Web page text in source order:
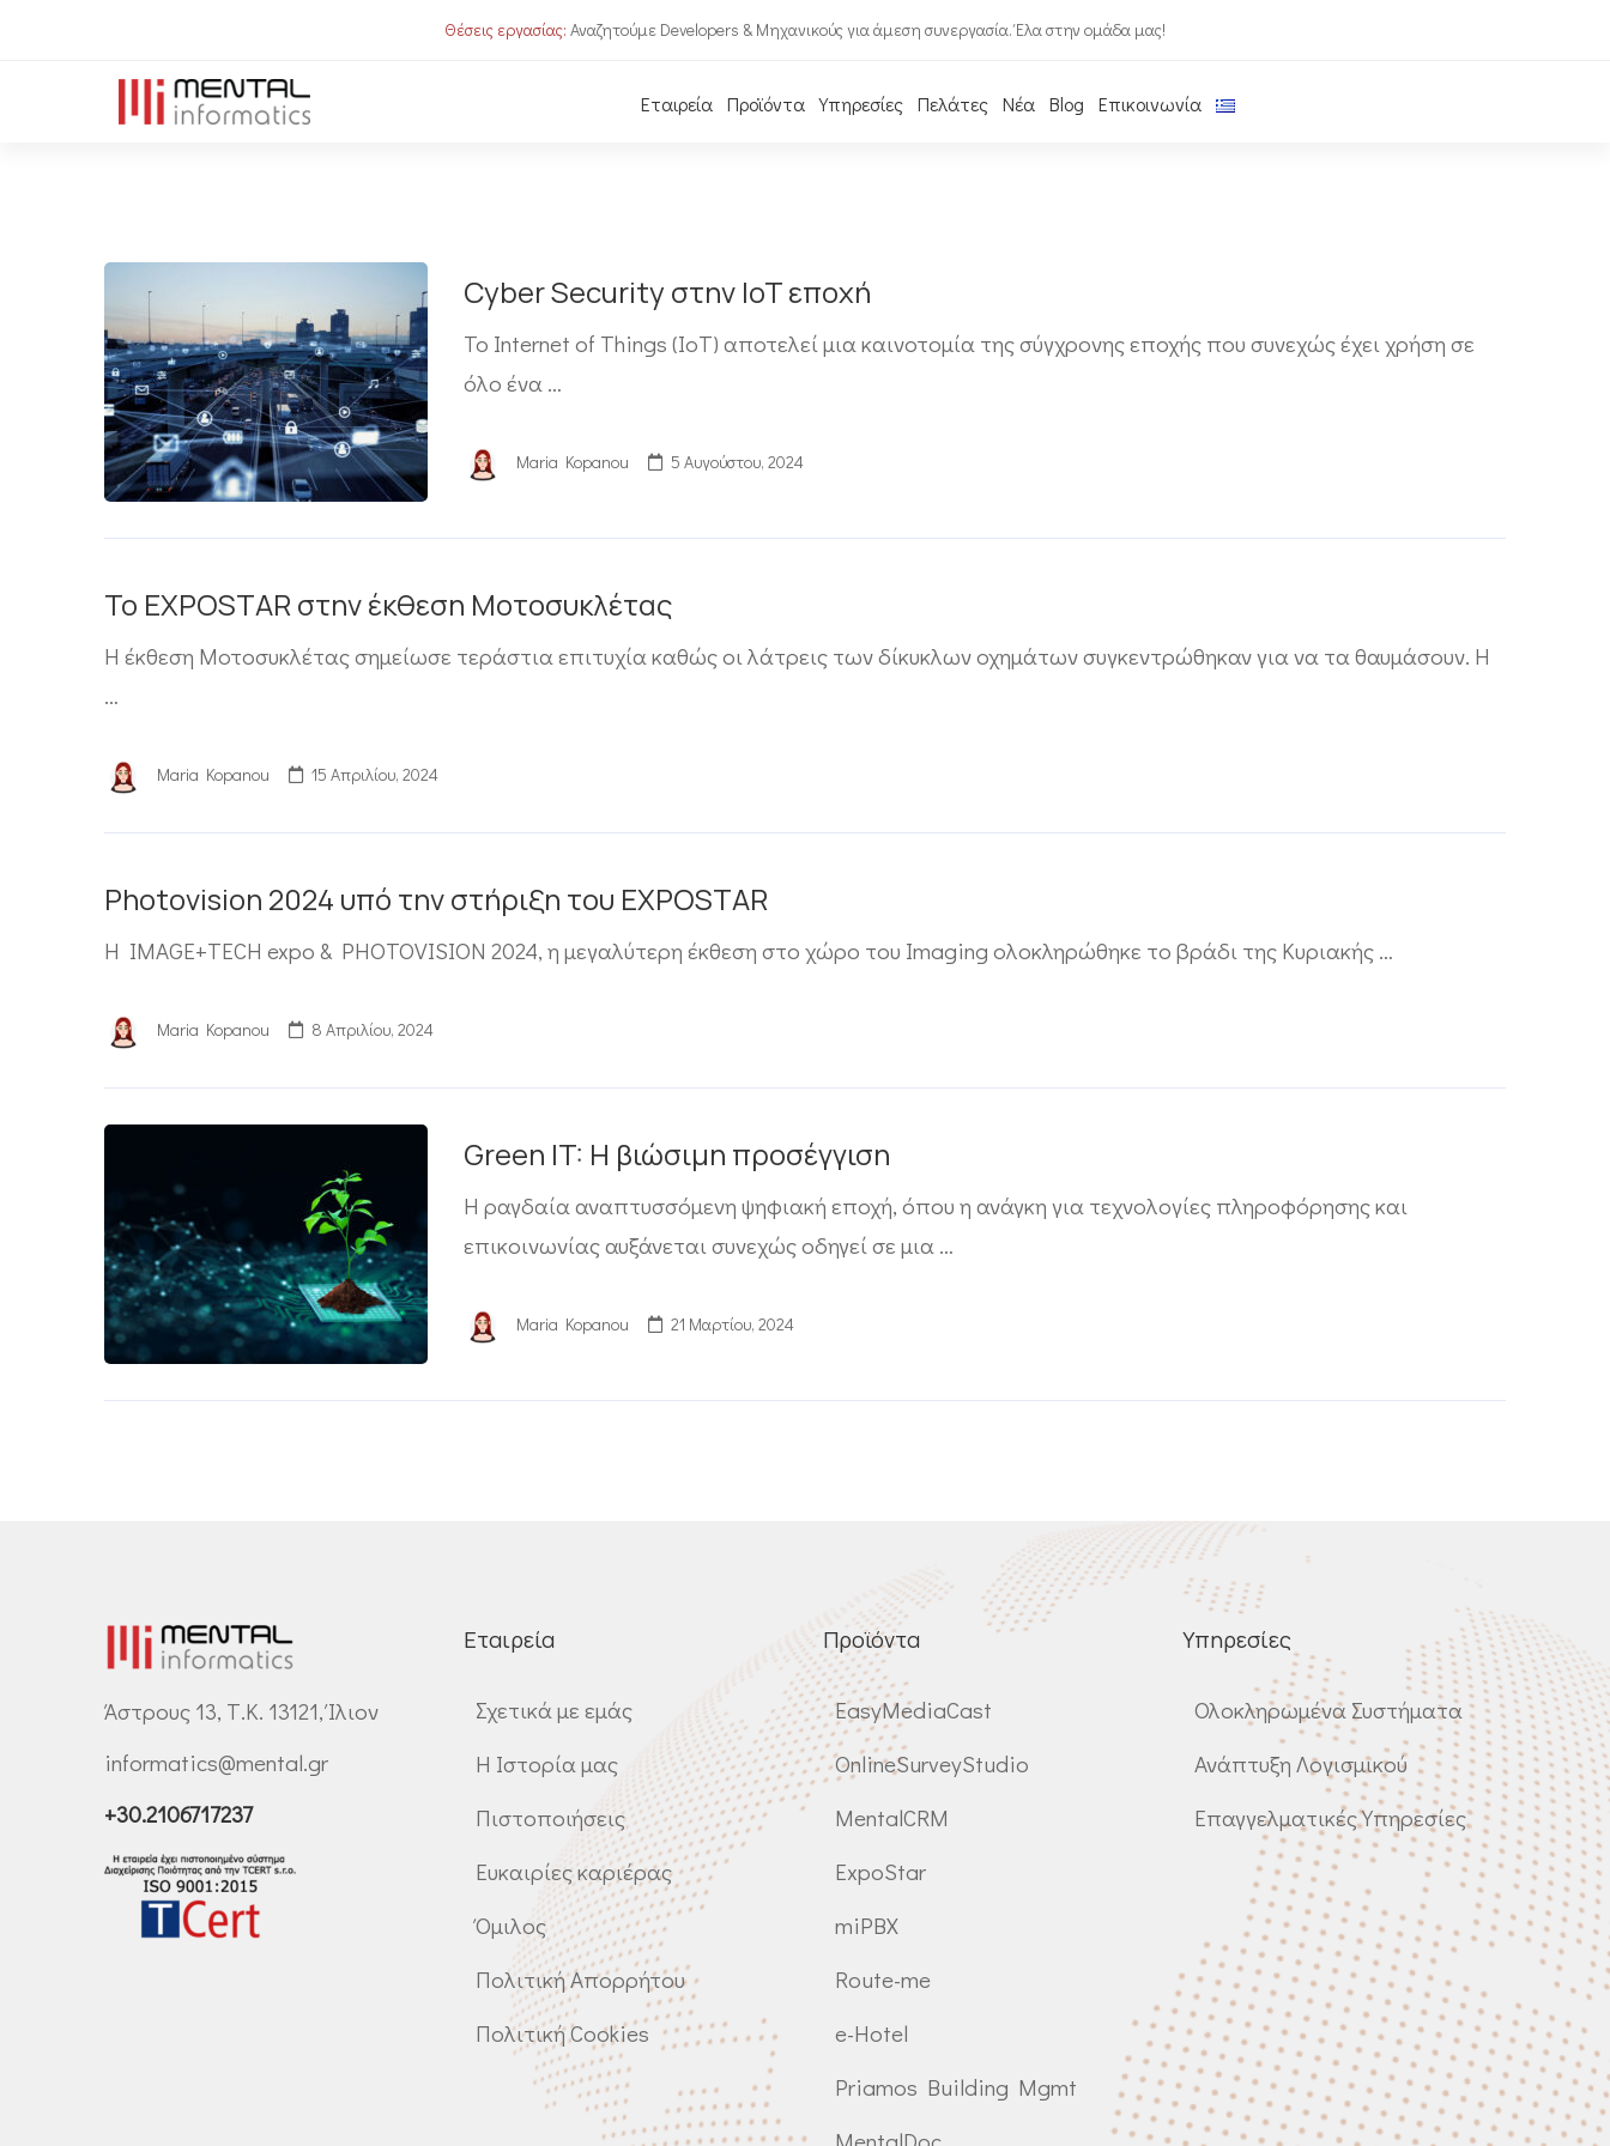
Θέσεις εργασίας: Αναζητούμε Developers & Μηχανικούς για άμεση συνεργασία. Έλα στην ομάδα μας!
Εταιρεία Προϊόντα Υπηρεσίες Πελάτες Νέα Blog Επικοινωνία
Cyber Security στην IoT εποχή
Το Internet of Things (IoT) αποτελεί μια καινοτομία της σύγχρονης εποχής που συνεχώς έχει χρήση σε
όλο ένα …
Maria Kopanou 5 Αυγούστου, 2024
Το EXPOSTAR στην έκθεση Μοτοσυκλέτας
Η έκθεση Μοτοσυκλέτας σημείωσε τεράστια επιτυχία καθώς οι λάτρεις των δίκυκλων οχημάτων συγκεντρώθηκαν για να τα θαυμάσουν. Η
…
Maria Kopanou 15 Απριλίου, 2024
Photovision 2024 υπό την στήριξη του EXPOSTAR
H IMAGE+TECH expo & PHOTOVISION 2024, η μεγαλύτερη έκθεση στο χώρο του Imaging ολοκληρώθηκε το βράδι της Κυριακής …
Maria Kopanou 8 Απριλίου, 2024
Green IT: Η βιώσιμη προσέγγιση
Η ραγδαία αναπτυσσόμενη ψηφιακή εποχή, όπου η ανάγκη για τεχνολογίες πληροφόρησης και
επικοινωνίας αυξάνεται συνεχώς οδηγεί σε μια …
Maria Kopanou 21 Μαρτίου, 2024
Άστρους 13, Τ.Κ. 13121, Ίλιον
informatics@mental.gr
+30.2106717237
Εταιρεία
Σχετικά με εμάς
Η Ιστορία μας
Πιστοποιήσεις
Ευκαιρίες καριέρας
Όμιλος
Πολιτική Απορρήτου
Πολιτική Cookies
Προϊόντα
EasyMediaCast
OnlineSurveyStudio
MentalCRM
ExpoStar
miPBX
Route-me
e-Hotel
Priamos Building Mgmt
Υπηρεσίες
Ολοκληρωμένα Συστήματα
Ανάπτυξη Λογισμικού
Επαγγελματικές Υπηρεσίες